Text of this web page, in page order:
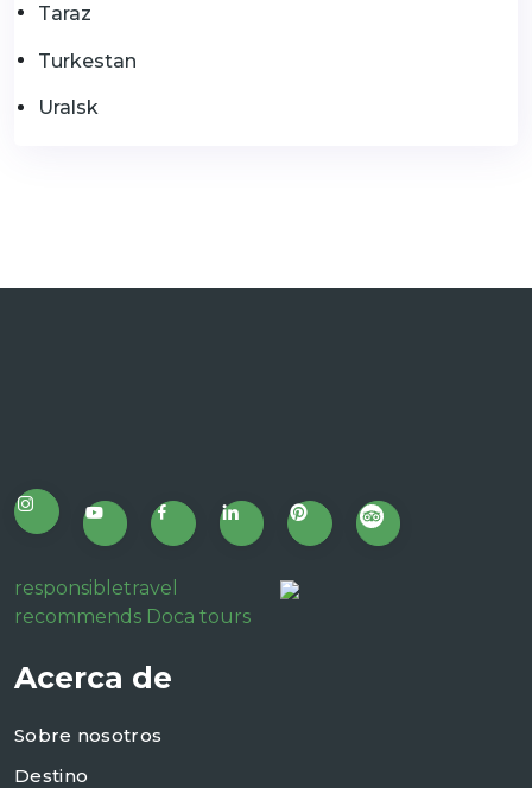
Taraz
Turkestan
Uralsk
responsibletravel
recommends Doca tours
Acerca de
Sobre nosotros
Destino